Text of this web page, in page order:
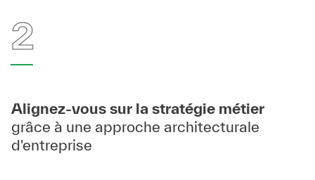
2
Alignez-vous sur la stratégie métier
grâce à une approche architecturale
d'entreprise